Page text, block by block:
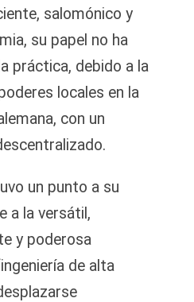
salomónico y
su papel no ha
práctica, debido a la
locales en la
con un
un punto a su
a la versátil,
y poderosa
de alta